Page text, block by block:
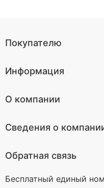
Покупателю
Информация
О компании
Сведения о
Обратная связь
Бесплатный единый